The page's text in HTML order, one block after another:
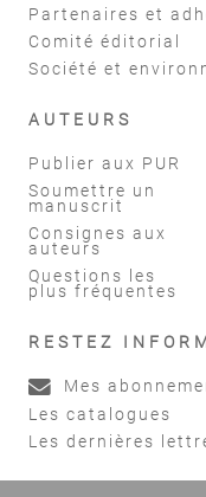
Partenaires et
Comité éditorial
Société et
AUTEURS
Publier aux PUR
Soumettre un
manuscrit
Consignes aux
auteurs
Questions les
plus fréquentes
RESTEZ
Mes
Les catalogues
Les dernières